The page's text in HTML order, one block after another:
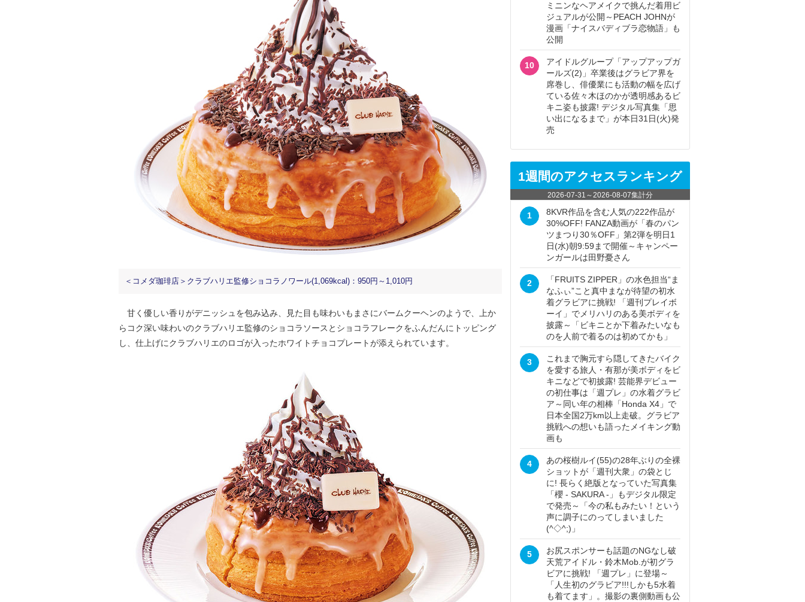
＜コメダ珈琲店＞クラブハリエ監修ショコラノワール(1,069kcal)：950円～1,010円
甘く優しい香りがデニッシュを包み込み、見た目も味わいもまさにバームクーヘンのようで、上か
らコク深い味わいのクラブハリエ監修のショコラソースとショコラフレークをふんだんにトッピング
し、仕上げにクラブハリエのロゴが入ったホワイトチョコプレートが添えられています。
ミニンなヘアメイクで挑んだ着用ビ
ジュアルが公開～PEACH JOHNが
漫画「ナイスバディブラ恋物語」も
公開
10
アイドルグループ「アップアップガ
ールズ(2)」卒業後はグラビア界を
席巻し、俳優業にも活動の幅を広げ
ている佐々木ほのかが透明感あるビ
キニ姿も披露! デジタル写真集「思
い出になるまで」が本日31日(火)発
売
1週間のアクセスランキング
2026-07-31 ～2026-08-07集計分
1
8KVR作品を含む人気の222作品が
30%OFF! FANZA動画が「春のパン
ツまつり30％OFF」第2弾を明日1
日(水)朝9:59まで開催～キャンペー
ンガールは田野憂さん
2
「FRUITS ZIPPER」の水色担当“ま
なふぃ”こと真中まなが待望の初水
着グラビアに挑戦! 「週刊プレイボ
ーイ」でメリハリのある美ボディを
披露～「ビキニとか下着みたいなも
のを人前で着るのは初めてかも」
3
これまで胸元すら隠してきたバイク
を愛する旅人・有那が美ボディをビ
キニなどで初披露! 芸能界デビュー
の初仕事は「週プレ」の水着グラビ
ア～同い年の相棒「Honda X4」で
日本全国2万km以上走破。グラビア
挑戦への想いも語ったメイキング動
画も
4
あの桜樹ルイ(55)の28年ぶりの全裸
ショットが「週刊大衆」の袋とじ
に! 長らく絶版となっていた写真集
「櫻 - SAKURA -」もデジタル限定
で発売～「今の私もみたい！という
声に調子にのってしまいました
(^◇^;)」
5
お尻スポンサーも話題のNGなし破
天荒アイドル・鈴木Mob.が初グラ
ビアに挑戦! 「週プレ」に登場～
「人生初のグラビア!!!しかも5水着
も着てます」。撮影の裏側動画も公